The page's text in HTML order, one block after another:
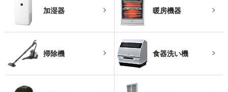
加湿器 暖房機器
掃除機 食器洗い機